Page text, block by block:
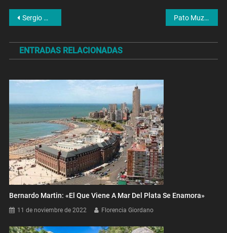
Navegación
de
entradas
Sergio Maldonado: «La causa está detenida hace tres años» Pato Muzzio, humorista e imitador: «Diego ya es una leyenda»
ENTRADAS RELACIONADAS
Bernardo Martin: «El Que Viene A Mar Del Plata Se Enamora»
11 de noviembre de 2022 Florencia Giordano